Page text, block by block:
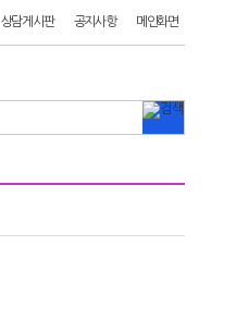
상담게시판 공지사항 메인화면